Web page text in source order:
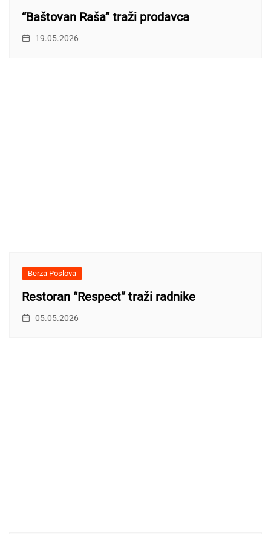
“Baštovan Raša” traži prodavca
19.05.2026
Berza Poslova
Restoran “Respect” traži radnike
05.05.2026